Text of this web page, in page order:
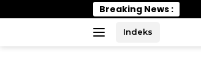
ke
Breaking News :
Indeks